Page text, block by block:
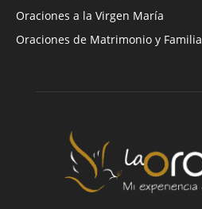
Oraciones a la Virgen María
Oraciones de Matrimonio y Familia